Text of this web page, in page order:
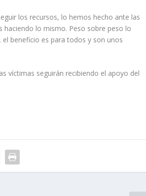
los recursos, lo hemos hecho ante las
haciendo lo mismo. Peso sobre peso lo
beneficio es para todos y son unos
víctimas seguirán recibiendo el apoyo del